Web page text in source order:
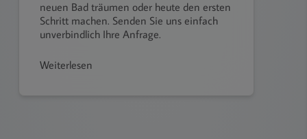
neuen Bad träumen oder heute den ersten
Schritt machen. Senden Sie uns einfach
unverbindlich Ihre Anfrage.
Weiterlesen